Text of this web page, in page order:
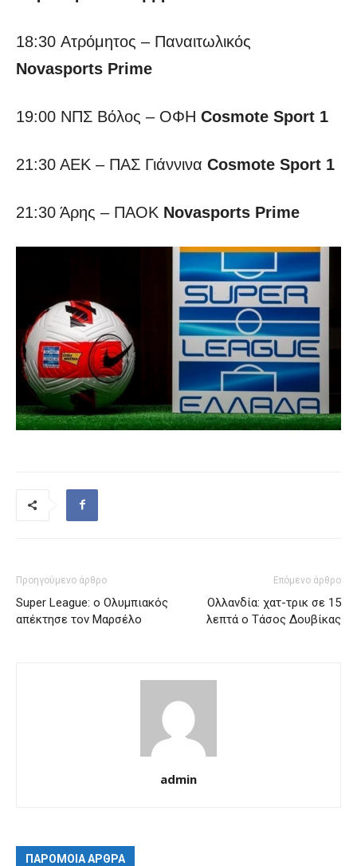
18:30 Ατρόμητος – Παναιτωλικός
Novasports Prime
19:00 ΝΠΣ Βόλος – ΟΦΗ Cosmote Sport 1
21:30 ΑΕΚ – ΠΑΣ Γιάννινα Cosmote Sport 1
21:30 Άρης – ΠΑΟΚ Novasports Prime
Προηγούμενο άρθρο
Super League: ο Ολυμπιακός
απέκτησε τον Μαρσέλο
Επόμενο άρθρο
Ολλανδία: χατ-τρικ σε 15
λεπτά ο Τάσος Δουβίκας
admin
ΠΑΡΟΜΟΙΑ ΑΡΘΡΑ